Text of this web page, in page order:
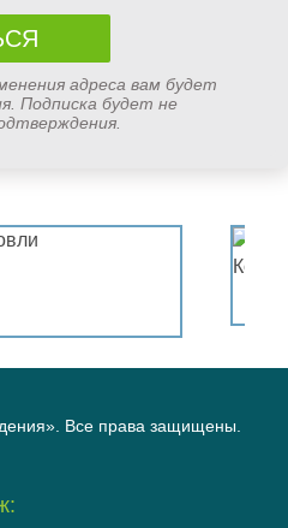
адреса вам будет
Подписка будет не
Все права защищены.